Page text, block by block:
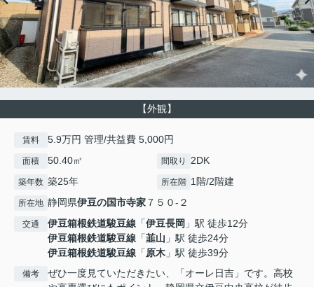
【外観】
賃料 5.9万円 管理/共益費 5,000円
面積 50.40㎡ 間取り 2DK
築年数 築25年 所在階 1階/2階建
所在地 静岡県伊豆の国市寺家 ７５０-２
交通 伊豆箱根鉄道駿豆線 「伊豆長岡 」駅 徒歩12分
伊豆箱根鉄道駿豆線 「韮山 」駅 徒歩24分
伊豆箱根鉄道駿豆線 「原木 」駅 徒歩39分
備考
ぜひ一度見ていただきたい、「オーレ日吉」です。高校